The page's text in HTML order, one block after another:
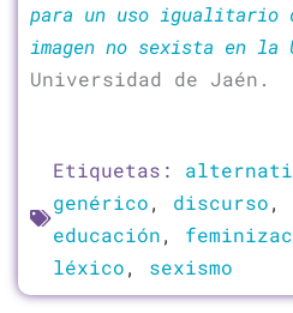
para un uso igualitario
imagen no sexista en la
Universidad de Jaén.
Etiquetas:
genérico, discurso,
educación,
léxico, sexismo